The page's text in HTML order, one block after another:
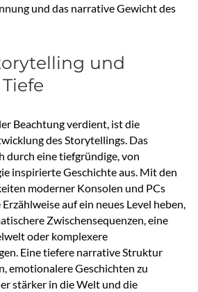
und das narrative Gewicht des
und
Beachtung verdient, ist die
des Storytellings. Das
durch eine tiefgründige, von
inspirierte Geschichte aus. Mit den
moderner Konsolen und PCs
auf ein neues Level heben,
Zwischensequenzen, eine
oder komplexere
Eine tiefere narrative Struktur
emotionalere Geschichten zu
stärker in die Welt und die